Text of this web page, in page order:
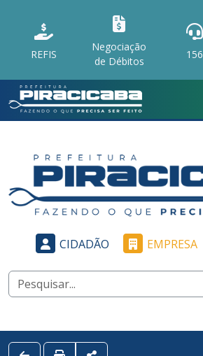
REFIS
Negociação
de Débitos
156
CIDADÃO EMPRESA